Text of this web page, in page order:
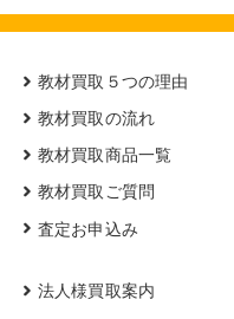
教材買取５つの理由
教材買取の流れ
教材買取商品一覧
教材買取ご質問
査定お申込み
法人様買取案内